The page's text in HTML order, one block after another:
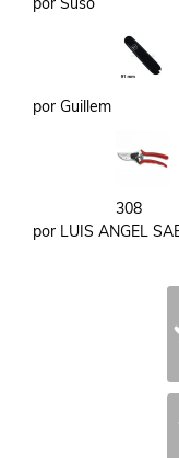
por Guillem
308
por LUIS ANGEL